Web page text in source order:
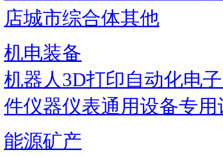
店城市综合体其他
机电装备
机器人3D打印自动化电
件仪器仪表通用设备专用
能源矿产